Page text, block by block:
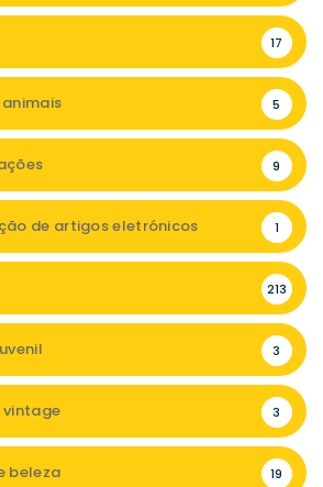
17
5
9
de artigos eletrónicos 1
213
3
vintage 3
beleza 19